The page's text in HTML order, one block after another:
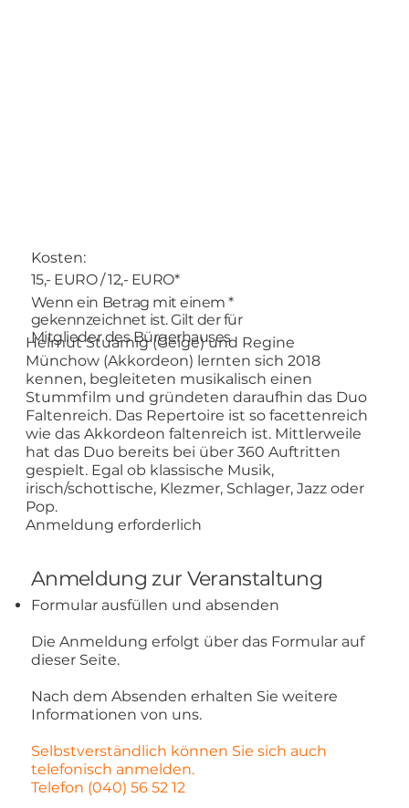
Anmeldung zur Veranstaltung
Formular ausfüllen und absenden
Die Anmeldung erfolgt über das Formular auf
dieser Seite.
Nach dem Absenden erhalten Sie weitere
Informationen von uns.
Selbstverständlich können Sie sich auch
telefonisch anmelden.
Telefon (040) 56 52 12
Helmut Stuarnig (Geige) und Regine
Münchow (Akkordeon) lernten sich 2018
kennen, begleiteten musikalisch einen
Stummfilm und gründeten daraufhin das Duo
Faltenreich. Das Repertoire ist so facettenreich
wie das Akkordeon faltenreich ist. Mittlerweile
hat das Duo bereits bei über 360 Auftritten
gespielt. Egal ob klassische Musik,
irisch/schottische, Klezmer, Schlager, Jazz oder
Pop.
Anmeldung erforderlich
Kosten:
15,- EURO / 12,- EURO*
Wenn ein Betrag mit einem *
gekennzeichnet ist. Gilt der für
Mitglieder des Bürgerhauses